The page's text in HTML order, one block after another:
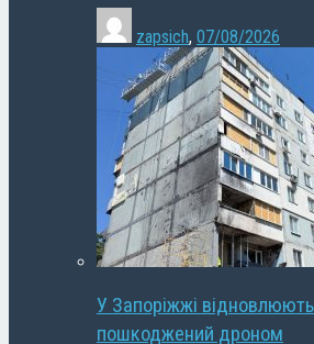
zapsich, 07/08/2026
У Запоріжжі
пошкоджений дроном